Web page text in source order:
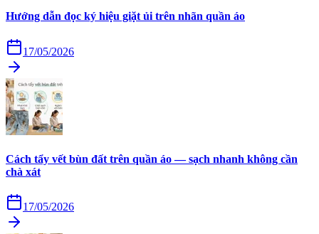
Hướng dẫn đọc ký hiệu giặt ủi trên nhãn quần áo
17/05/2026
Cách tẩy vết bùn đất trên quần áo — sạch nhanh không cần
chà xát
17/05/2026